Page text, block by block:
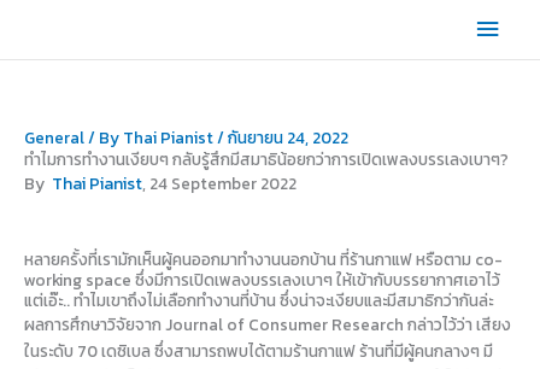
content
Main
General/ By Thai Pianist/กันยายน 24, 2022
ทำไมการทำงานเงียบๆ กลับรู้สึกมีสมาธิน้อยกว่าการเปิดเพลงบรรเลงเบาๆ?
By Thai Pianist, 24 September 2022
หลายครั้งที่เรามักเห็นผู้คนออกมาทำงานนอกบ้าน ที่ร้านกาแฟ หรือตาม co-
working space ซึ่งมีการเปิดเพลงบรรเลงเบาๆ ให้เข้ากับบรรยากาศเอาไว้
แต่เอ๊ะ.. ทำไมเขาถึงไม่เลือกทำงานที่บ้าน ซึ่งน่าจะเงียบและมีสมาธิกว่ากันล่ะ
ผลการศึกษาวิจัยจาก Journal of Consumer Research กล่าวไว้ว่า เสียง
ในระดับ 70 เดซิเบล ซึ่งสามารถพบได้ตามร้านกาแฟ ร้านที่มีผู้คนกลางๆ มี